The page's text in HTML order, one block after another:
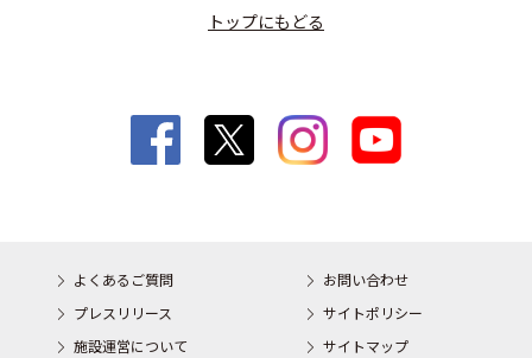
トップにもどる
よくあるご質問
お問い合わせ
プレスリリース
サイトポリシー
施設運営について
サイトマップ